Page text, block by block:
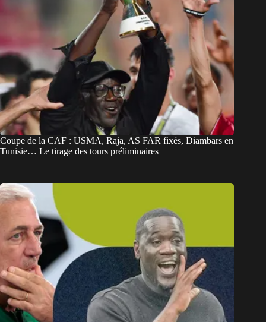
Coupe de la CAF : USMA, Raja, AS FAR fixés, Diambars en
Tunisie… Le tirage des tours préliminaires